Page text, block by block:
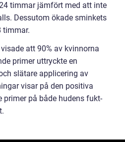
timmar jämfört med att inte
Dessutom ökade sminkets
timmar.
att 90% av kvinnorna
primer uttryckte en
slätare applicering av
visar på den positiva
på både hudens fukt-